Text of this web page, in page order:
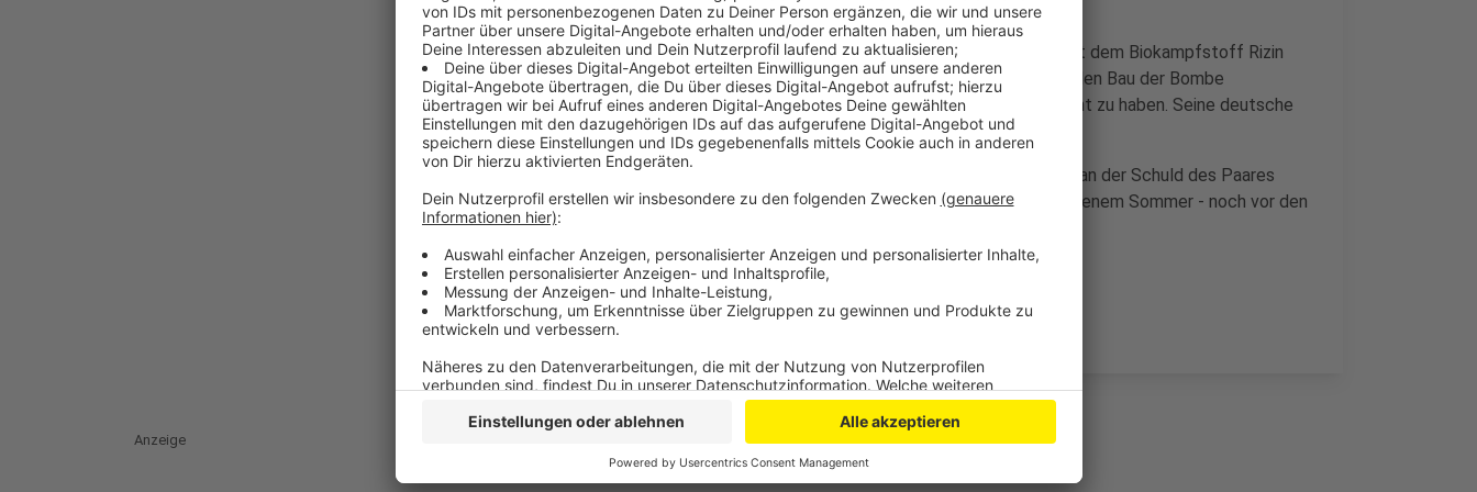
Dem Ehepaar wird vorgeworfen, einen islamistischen Anschlag mit dem Biokampfstoff Rizin
geplant zu haben - mit vielen Toten. Der tunesische Mann hatte den Bau der Bombe
zugegeben, bestreitet aber einen Anschlag in Deutschland geplant zu haben. Seine deutsche
Frau hat angegeben, nichts von den Plänen gewusst zu haben.
Das Gericht hat bereits mehrfach erklärt, dass es keinen Zweifel an der Schuld des Paares
habe. Der Prozess vor dem Staatsschutzsenat läuft seit vergangenem Sommer - noch vor den
Anzeige
Anzeige